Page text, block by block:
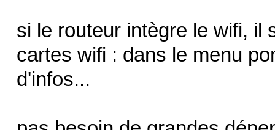
si le routeur intègre le wifi, il
cartes wifi : dans le menu
d'infos...